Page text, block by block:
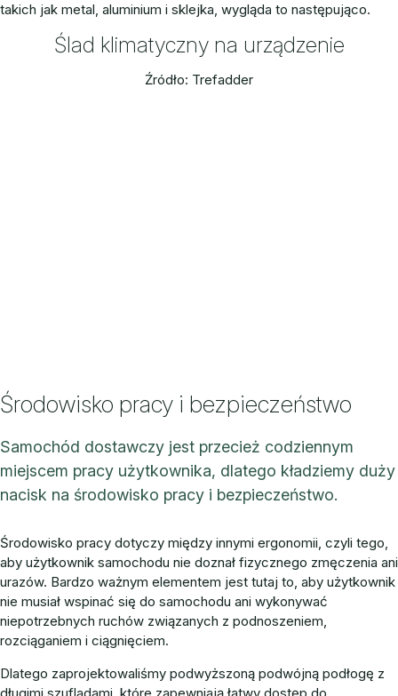
takich jak metal, aluminium i sklejka, wygląda to następująco.
Ślad klimatyczny na urządzenie
Źródło: Trefadder
Środowisko pracy i bezpieczeństwo
Samochód dostawczy jest przecież codziennym
miejscem pracy użytkownika, dlatego kładziemy duży
nacisk na środowisko pracy i bezpieczeństwo.
Środowisko pracy dotyczy między innymi ergonomii, czyli tego,
aby użytkownik samochodu nie doznał fizycznego zmęczenia ani
urazów. Bardzo ważnym elementem jest tutaj to, aby użytkownik
nie musiał wspinać się do samochodu ani wykonywać
niepotrzebnych ruchów związanych z podnoszeniem,
rozciąganiem i ciągnięciem.
Dlatego zaprojektowaliśmy podwyższoną podwójną podłogę z